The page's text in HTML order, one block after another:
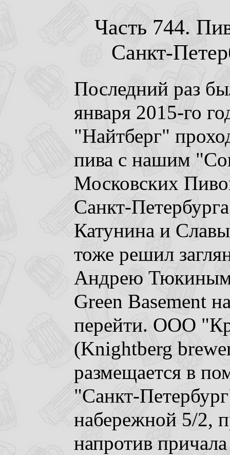
Часть 744.
Санкт-
Последний раз
января 2015-го
"Найтберг"
пива с нашим
Московских
Санкт-
Катунина и
тоже решил
Андрею
Green Basement
перейти. ООО
(Knightberg
размещается в
"Санкт-
набережной 5/2,
напротив